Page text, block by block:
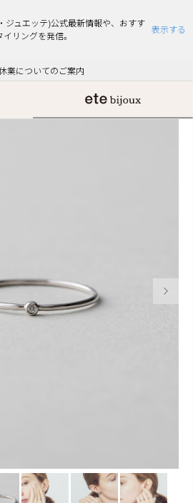
ジュエッテ)公式最新情報や、おすす
リングを発信。
表示する
及びエコポイント付与のご案内
たお品物のお届け状況について
業についてのご案内
Limited Items >>
採用のご案内
サイトにご注意ください
及びエコポイント付与のご案内
たお品物のお届け状況について